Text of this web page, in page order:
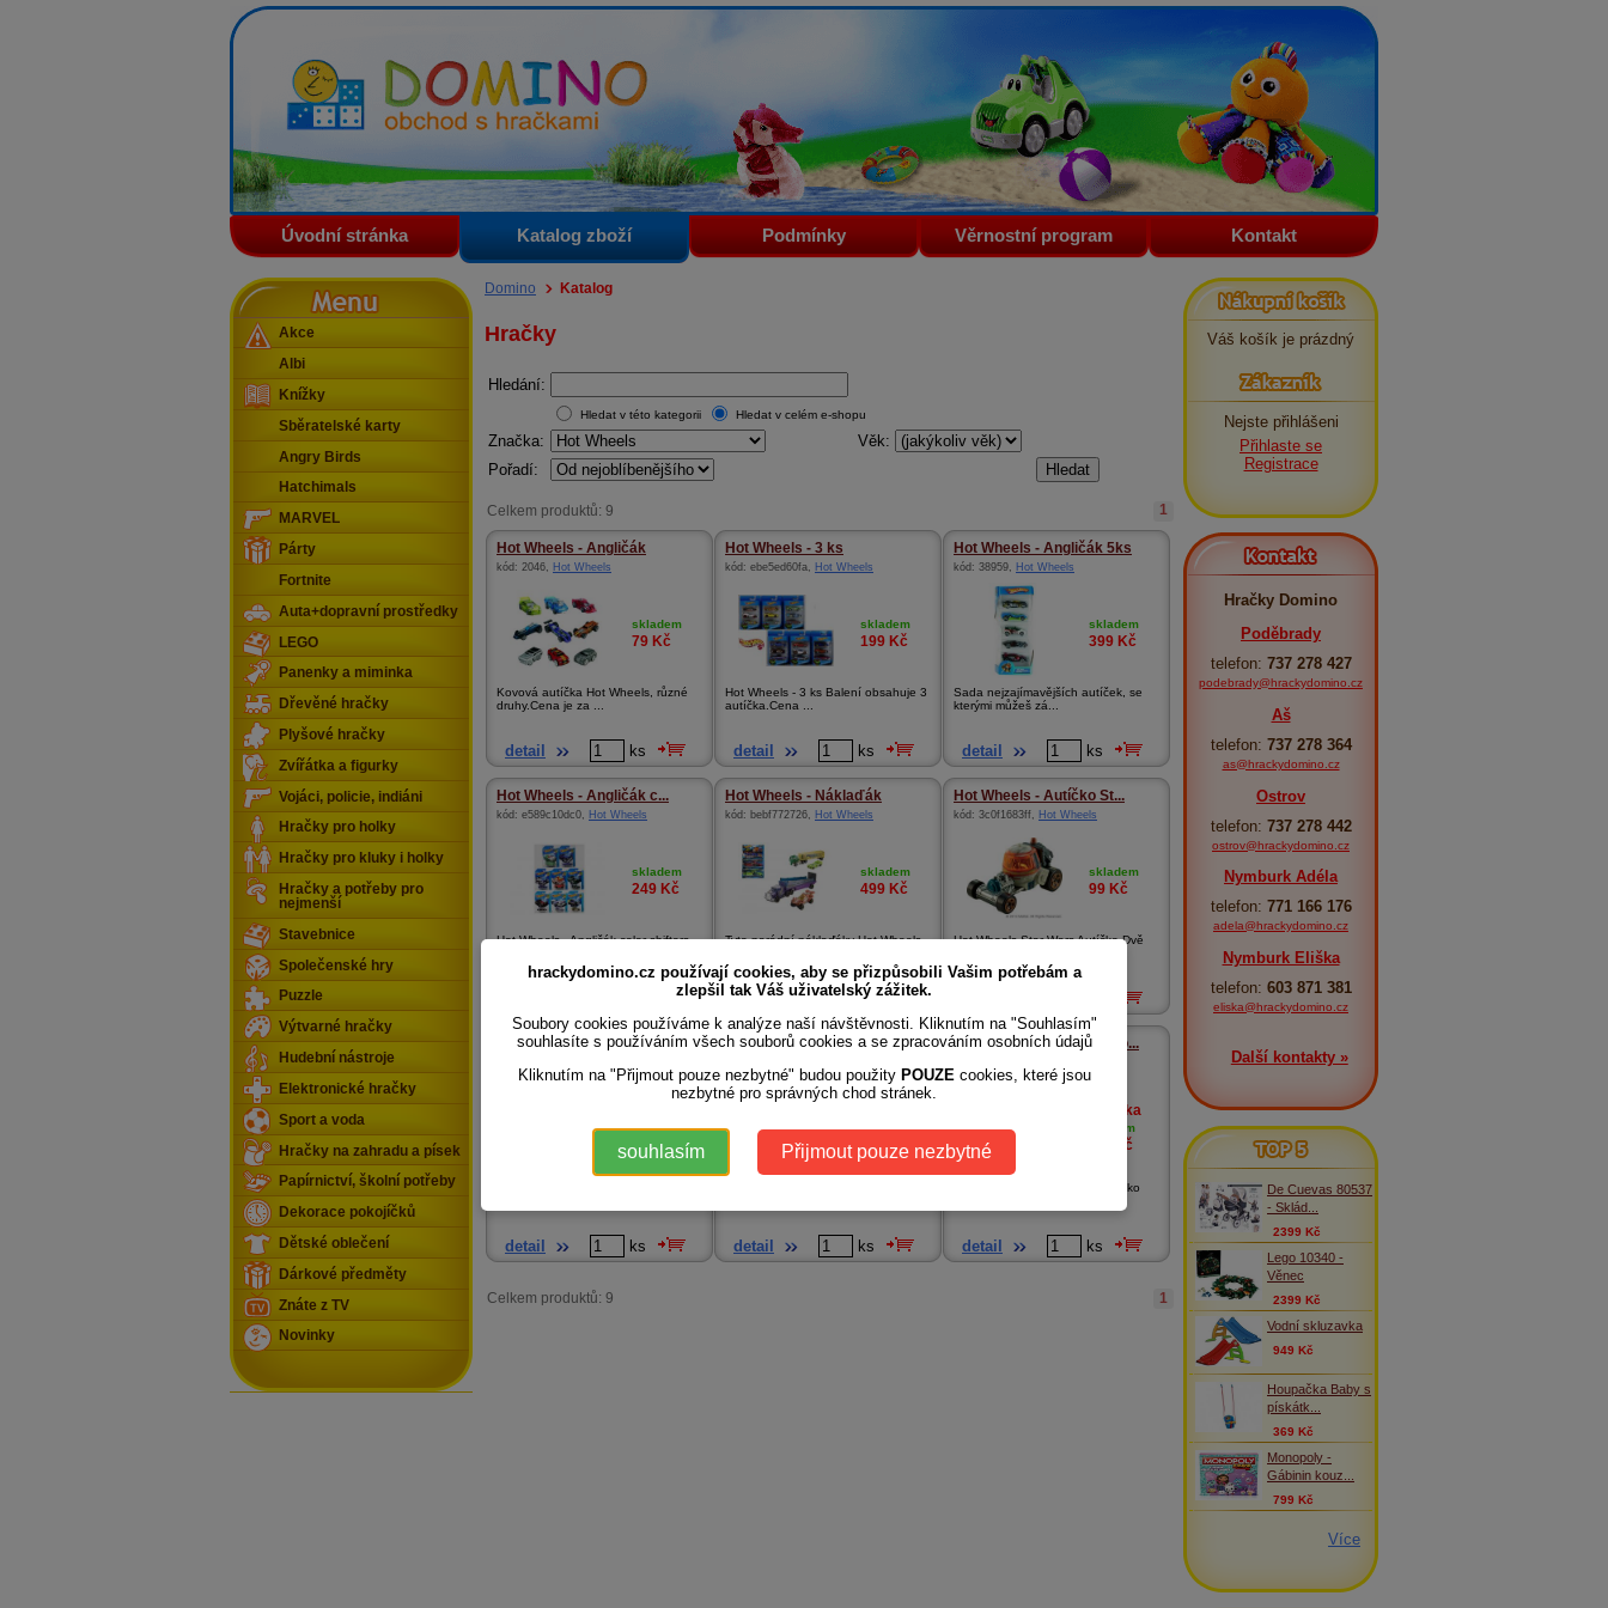
Domino - obchod s hračkami
Úvodní stránka Katalog zboží Podmínky Věrnostní program Kontakt
Domino Katalog
Hračky
Hledání:
Hledat v této kategorii Hledat v celém e-shopu
Značka:
Věk:
Pořadí:
Celkem produktů: 9 1
Hot Wheels - Angličák
kód: 2046, Hot Wheels
skladem
79 Kč
Kovová autíčka Hot Wheels, různé
druhy.Cena je za ...
detail ks
Hot Wheels - 3 ks
kód: ebe5ed60fa, Hot Wheels
skladem
199 Kč
Hot Wheels - 3 ks Balení obsahuje 3
autíčka.Cena ...
detail ks
Hot Wheels - Angličák 5ks
kód: 38959, Hot Wheels
skladem
399 Kč
Sada nejzajímavějších autíček, se
kterými můžeš zá...
detail ks
Hot Wheels - Angličák c...
kód: e589c10dc0, Hot Wheels
skladem
249 Kč
Hot Wheels - Angličák color shifters
Hot Wheels - Náklaďák
kód: bebf772726, Hot Wheels
skladem
499 Kč
Tyto parádní náklaďáky Hot Wheels
detail ks
Hot Wheels - Autíčko St...
kód: 3c0f1683ff, Hot Wheels
skladem
99 Kč
Hot Wheels Star Wars Autíčko Dvě
Hot Wheels - Autíčko St...
detail ks
Hot Wheels - Track Buil...
detail ks
RC - Hot Wheels Rock Mo...
Novinka
skladem
Kč
Hot Wheels Rock Monster Měřítko
detail ks
Celkem produktů: 9 1
Menu
Akce
Albi
Knížky
Sběratelské karty
Angry Birds
Hatchimals
MARVEL
Párty
Fortnite
Auta+dopravní prostředky
LEGO
Panenky a miminka
Dřevěné hračky
Plyšové hračky
Zvířátka a figurky
Vojáci, policie, indiáni
Hračky pro holky
Hračky pro kluky i holky
Hračky a potřeby pro
nejmenší
Stavebnice
Společenské hry
Puzzle
Výtvarné hračky
Hudební nástroje
Elektronické hračky
Sport a voda
Hračky na zahradu a písek
Papírnictví, školní potřeby
Dekorace pokojíčků
Dětské oblečení
Dárkové předměty
Znáte z TV
Novinky
Nákupní košík
Váš košík je prázdný
Zákazník
Nejste přihlášeni
Přihlaste se
Registrace
Kontakt
Hračky Domino
Poděbrady
telefon: 737 278 427
podebrady@hrackydomino.cz
Aš
telefon: 737 278 364
as@hrackydomino.cz
Ostrov
telefon: 737 278 442
ostrov@hrackydomino.cz
Nymburk Adéla
telefon: 771 166 176
adela@hrackydomino.cz
Nymburk Eliška
telefon: 603 871 381
eliska@hrackydomino.cz
Další kontakty »
TOP 5
De Cuevas 80537
- Sklád...
2399 Kč
Lego 10340 -
Věnec
2399 Kč
Vodní skluzavka
949 Kč
Houpačka Baby s
pískátk...
369 Kč
Monopoly -
Gábinin kouz...
799 Kč
Více
hrackydomino.cz používají cookies, aby se přizpůsobili Vašim potřebám a
zlepšil tak Váš uživatelský zážitek.
Soubory cookies používáme k analýze naší návštěvnosti. Kliknutím na "Souhlasím"
souhlasíte s používáním všech souborů cookies a se zpracováním osobních údajů
Kliknutím na "Přijmout pouze nezbytné" budou použity POUZE cookies, které jsou
nezbytné pro správných chod stránek.
souhlasím Přijmout pouze nezbytné